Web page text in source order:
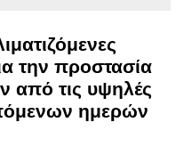
την προστασία
τις υψηλές
ημερών